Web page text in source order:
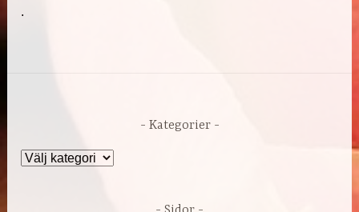
.
Kategorier
Kategorier